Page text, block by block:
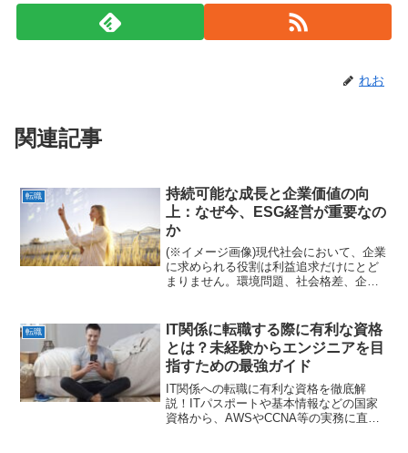
れお
関連記事
転職
持続可能な成長と企業価値の向
上：なぜ今、ESG経営が重要なの
か
(※イメージ画像)現代社会において、企業
に求められる役割は利益追求だけにとど
まりません。環境問題、社会格差、企業
業も積極的に貢献することが求められて
います。こうした背景...
転職
IT関係に転職する際に有利な資格
とは？未経験からエンジニアを目
指すための最強ガイド
IT関係への転職に有利な資格を徹底解
説！ITパスポートや基本情報などの国家
資格から、AWSやCCNA等の実務に直結